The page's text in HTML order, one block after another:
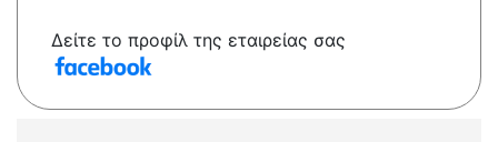
Δείτε το προφίλ της εταιρείας σας